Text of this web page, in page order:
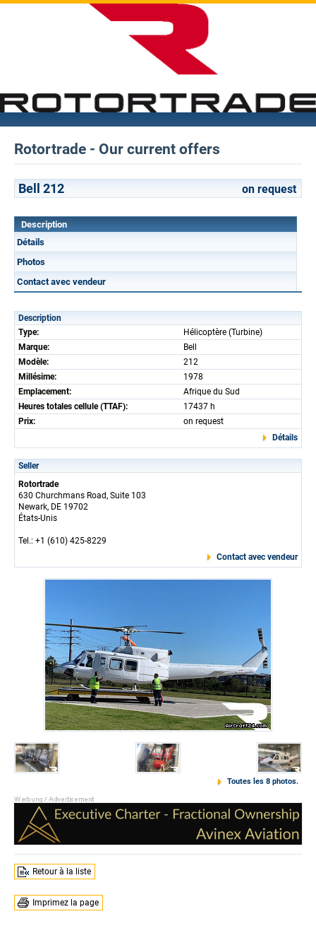
Rotortrade - Our current offers
Bell 212 on request
Description
Détails
Photos
Contact avec vendeur
Description
Type:
Hélicoptère (Turbine)
Marque:
Bell
Modèle:
212
Millésime:
1978
Emplacement:
Afrique du Sud
Heures totales cellule (TTAF):
17437 h
Prix:
on request
Détails
Seller
Rotortrade
630 Churchmans Road, Suite 103
Newark, DE 19702
États-Unis
Tel.: +1 (610) 425-8229
Contact avec vendeur
Toutes les 8 photos.
Retour à la liste
Imprimez la page